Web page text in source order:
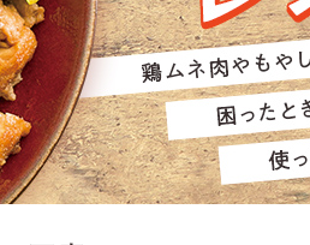
ット（2人分）
ット（3人分）
魚菜菜セット
平日ごはん
おやつ・デザート